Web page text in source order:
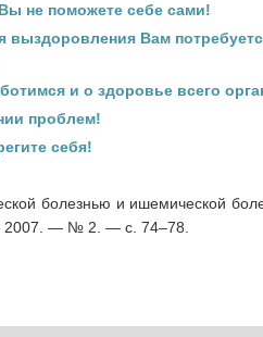
не поможете себе сами!
выздоровления Вам
и о здоровье всего
проблем!
себя!
болезнью и ишемической
2007. — № 2. — с. 74–78.